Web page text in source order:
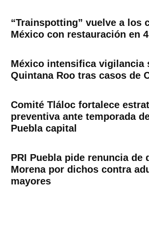
“Trainspotting” vuelve a los
México con restauración en
México intensifica vigilancia
Quintana Roo tras casos de
Comité Tláloc fortalece
preventiva ante temporada
Puebla capital
PRI Puebla pide renuncia de
Morena por dichos contra
mayores